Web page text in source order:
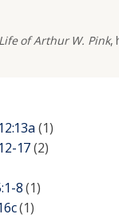
of Arthur W. Pink,
(1)
17(2)
8(1)
(1)